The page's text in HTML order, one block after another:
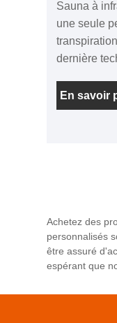
Sauna à
une seule
dernière
chauffage
trempé, de
d'un
intelligent
facile et
En savoir
Achetez des
personnalisés
être assuré
espérant que